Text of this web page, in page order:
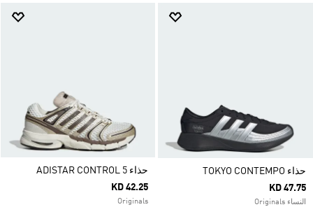
حذاء TOKYO CONTEMPO
KD 47.75
النساء Originals
حذاء ADISTAR CONTROL 5
KD 42.25
Originals